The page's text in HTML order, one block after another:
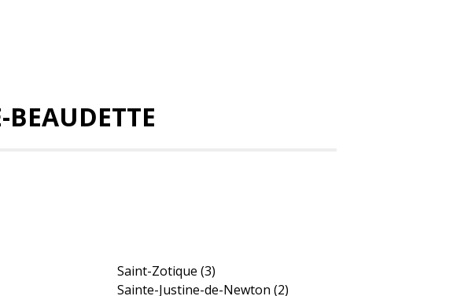
BEAUDETTE
Saint-Zotique (3)
Sainte-Justine-de-Newton (2)